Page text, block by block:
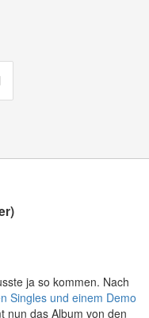
ja so kommen. Nach
Singles und einem Demo
nun das Album von den